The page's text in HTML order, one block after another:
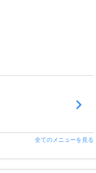
全てのメニューを見る